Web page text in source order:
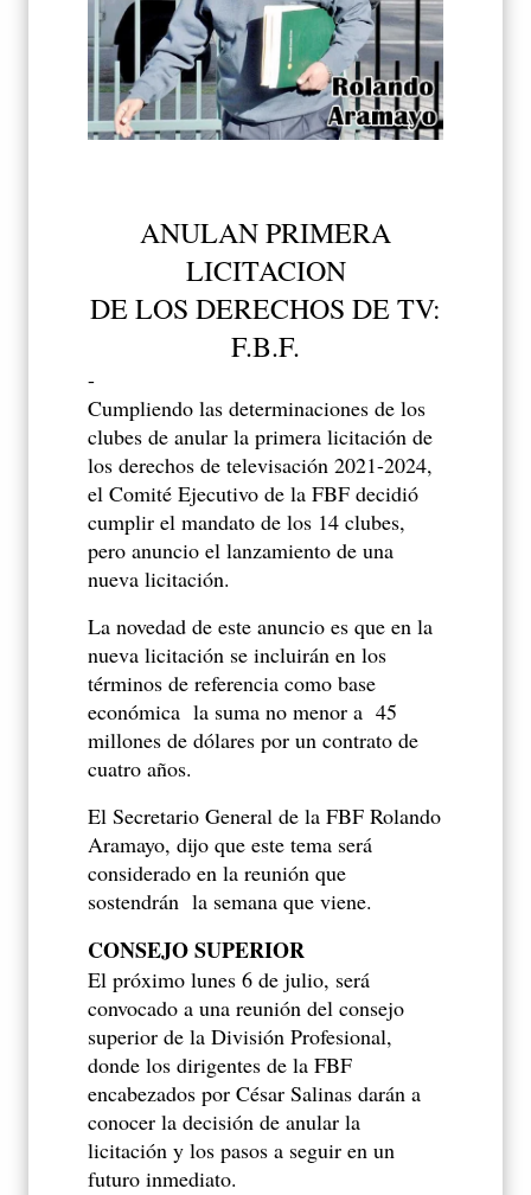
ANULAN PRIMERA
LICITACION
DE LOS DERECHOS DE TV:
F.B.F.
-
Cumpliendo las determinaciones de los
clubes de anular la primera licitación de
los derechos de televisación 2021-2024,
el Comité Ejecutivo de la FBF decidió
cumplir el mandato de los 14 clubes,
pero anuncio el lanzamiento de una
nueva licitación.
La novedad de este anuncio es que en la
nueva licitación se incluirán en los
términos de referencia como base
económica la suma no menor a 45
millones de dólares por un contrato de
cuatro años.
El Secretario General de la FBF Rolando
Aramayo, dijo que este tema será
considerado en la reunión que
sostendrán la semana que viene.
CONSEJO SUPERIOR
El próximo lunes 6 de julio, será
convocado a una reunión del consejo
superior de la División Profesional,
donde los dirigentes de la FBF
encabezados por César Salinas darán a
conocer la decisión de anular la
licitación y los pasos a seguir en un
futuro inmediato.